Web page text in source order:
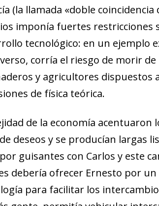
(la llamada «doble
imponía fuertes restricciones
tecnológico: en un ejemplo
corría el riesgo de morir
y agricultores
de física teórica.
de la economía
deseos y se producían largas
guisantes con Carlos y este
debería ofrecer Ernesto por
para facilitar los